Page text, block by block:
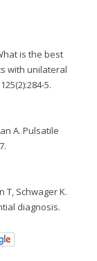
is the best
with unilateral
5.
A. Pulsatile
T, Schwager K.
diagnosis.